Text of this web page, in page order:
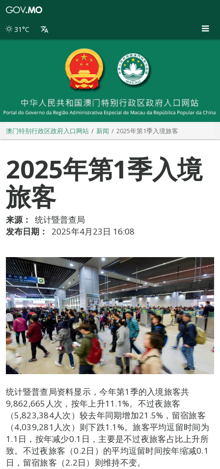
别
31°C
澳门特别行政区政府入口网站 新闻 2025年第1季入境旅客
2025年第1季入境
旅客
来源：
统计暨普查局
发布日期：
2025年4月23日 16:08
统计暨普查局资料显示，今年第1季的入境旅客共
9,862,665人次，按年上升11.1%。不过夜旅客
（5,823,384人次）较去年同期增加21.5%，留宿旅客
（4,039,281人次）则下跌1.1%。旅客平均逗留时间为
1.1日，按年减少0.1日，主要是不过夜旅客占比上升所
致。不过夜旅客（0.2日）的平均逗留时间按年缩减0.1
日，留宿旅客（2.2日）则维持不变。